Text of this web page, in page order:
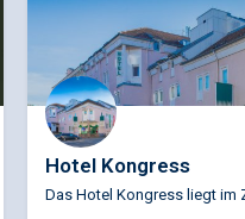
Hotel Kongress